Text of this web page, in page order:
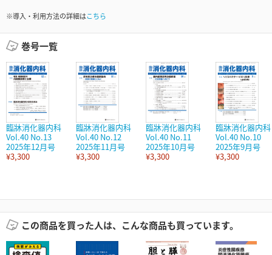
※導入・利用方法の詳細はこちら
巻号一覧
臨牀消化器内科
Vol.40 No.13
2025年12月号
¥3,300
臨牀消化器内科
Vol.40 No.12
2025年11月号
¥3,300
臨牀消化器内科
Vol.40 No.11
2025年10月号
¥3,300
臨牀消化器内科
Vol.40 No.10
2025年9月号
¥3,300
この商品を買った人は、こんな商品も買っています。